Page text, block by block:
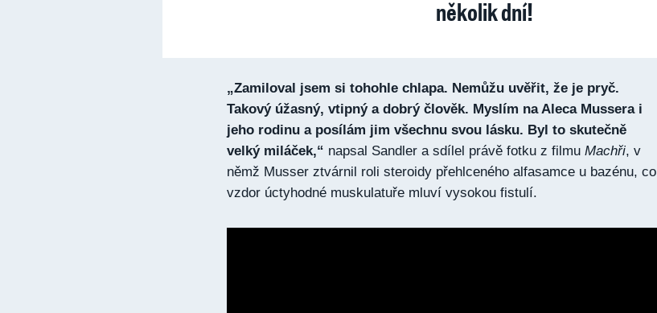
několik dní!
„Zamiloval jsem si tohohle chlapa. Nemůžu uvěřit, že je pryč.
Takový úžasný, vtipný a dobrý člověk. Myslím na Aleca Mussera i
jeho rodinu a posílám jim všechnu svou lásku. Byl to skutečně
velký miláček,“ napsal Sandler a sdílel právě fotku z filmu Machři, v
němž Musser ztvárnil roli steroidy přehlceného alfasamce u bazénu, co
vzdor úctyhodné muskulatuře mluví vysokou fistulí.